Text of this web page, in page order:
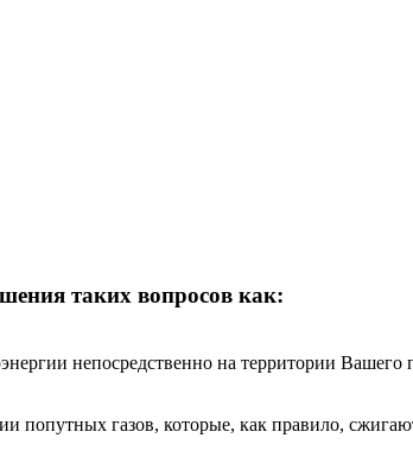
таких вопросов как:
непосредственно на территории Вашего
попутных газов, которые, как правило,